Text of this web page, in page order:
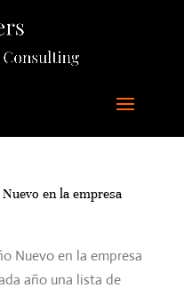
en la empresa
Nuevo en la empresa
año una lista de